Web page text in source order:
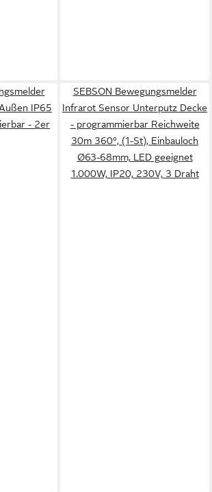
IP65
- 2er
SEBSON Bewegungsmelder
Infrarot Sensor Unterputz Decke
- programmierbar Reichweite
30m 360°, (1-St), Einbauloch
Ø63-68mm, LED geeignet
1.000W, IP20, 230V, 3 Draht